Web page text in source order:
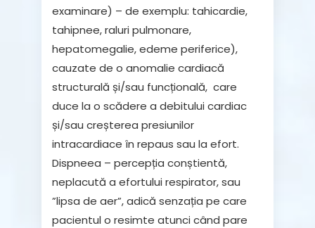
examinare) – de exemplu: tahicardie,
tahipnee, raluri pulmonare,
hepatomegalie, edeme periferice),
cauzate de o anomalie cardiacă
structurală și/sau funcțională, care
duce la o scădere a debitului cardiac
și/sau creșterea presiunilor
intracardiace în repaus sau la efort.
Dispneea – percepția conștientă,
neplacută a efortului respirator,sau
”lipsa de aer”, adică senzația pe care
pacientul o resimte atunci când pare